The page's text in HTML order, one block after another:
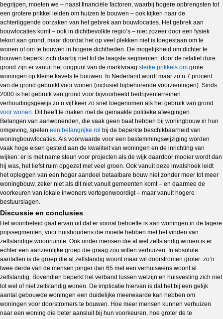
begrijpen, moeten we – naast financiële factoren, waarbij hogere opbrengsten tot
een grotere prikkel leiden om huizen te bouwen – ook kijken naar de
achterliggende oorzaken van het gebrek aan bouwlocaties. Het gebrek aan
bouwlocaties komt – ook in dichtbevolkte regio’s – niet zozeer door een fysiek
tekort aan grond, maar doordat het op veel plekken niet is toegestaan om te
wonen of om te bouwen in hogere dichtheden. De mogelijkheid om dichter te
bouwen beperkt zich daarbij niet tot de laagste segmenten: door de relatief dure
grond zijn er vanuit het oogpunt van de marktvraag sterke prikkels om grote
woningen op kleine kavels te bouwen. In Nederland wordt maar zo’n 7 procent
van de grond gebruikt voor wonen (inclusief bijbehorende voorzieningen). Sinds
2000 is het gebruik van grond voor bijvoorbeeld bedrijventerreinen
verhoudingsgewijs zo’n vijf keer zo snel toegenomen als het gebruik van grond
voor wonen. Dit heeft te maken met de gemaakte politieke afwegingen.
Belangen van aanwonenden, die vaak geen baat hebben bij woningbouw in hun
omgeving, spelen een belangrijke rol bij de beperkte beschikbaarheid van
woningbouwlocaties. Als voorwaarde voor een bestemmingswijziging worden
vaak hoge eisen gesteld aan de kwaliteit van woningen en de inrichting van
wijken: er is met name steun voor projecten als de wijk daardoor mooier wordt dan
hij was, het liefst ruim opgezet met veel groen. Ook vanuit deze invalshoek leidt
het opleggen van een hoger aandeel betaalbare bouw niet zonder meer tot meer
woningbouw, zeker niet als dit niet vanuit gemeenten komt – en daarmee de
voorkeuren van lokale inwoners vertegenwoordigt – maar vanuit hogere
bestuurslagen.
Discussie en conclusies
Het woonbeleid gaat ervan uit dat er vooral behoefte is aan woningen in de lagere
prijssegmenten, voor huishoudens die moeite hebben met het vinden van
zelfstandige woonruimte. Ook onder mensen die al wel zelfstandig wonen is er
echter een aanzienlijke groep die graag zou willen verhuizen. In absolute
aantallen is de groep die al zelfstandig woont maar wil doorstromen groter: zo’n
twee derde van de mensen jonger dan 65 met een verhuiswens woont al
zelfstandig. Bovendien beperkt het verband tussen welzijn en huisvesting zich niet
tot wel of niet zelfstandig wonen. De implicatie hiervan is dat het bij een gelijk
aantal gebouwde woningen een duidelijke meerwaarde kan hebben om
woningen voor doorstromers te bouwen. Hoe meer mensen kunnen verhuizen
naar een woning die beter aansluit bij hun voorkeuren, hoe groter de te